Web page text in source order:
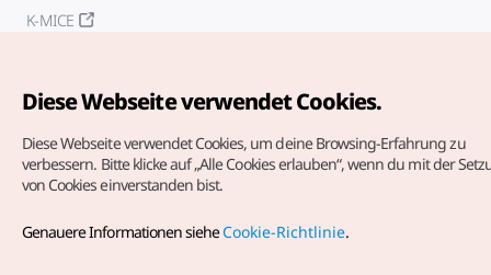
K-MICE
vorbehalten.
Diese Webseite verwendet Cookies.
Diese Webseite verwendet Cookies, um deine Browsing-Erfahrung zu
verbessern. Bitte klicke auf „Alle Cookies erlauben“, wenn du mit der
von Cookies einverstanden bist.
Genauere Informationen sieheCookie-Richtlinie.